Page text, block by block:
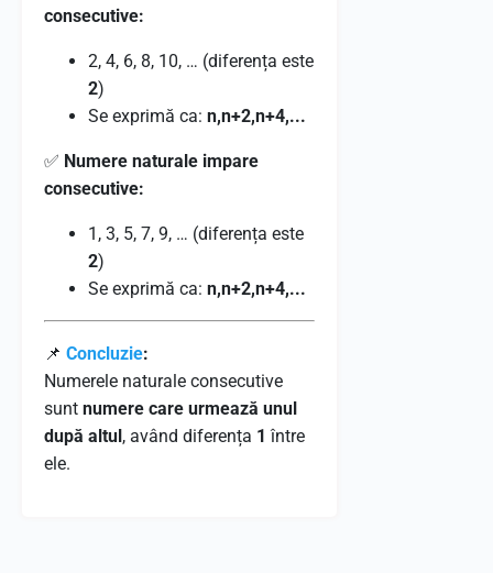
consecutive:
2, 4, 6, 8, 10, … (diferența este
2)
Se exprimă ca: n,n+2,n+4,...
✅ Numere naturale impare
consecutive:
1, 3, 5, 7, 9, … (diferența este
2)
Se exprimă ca: n,n+2,n+4,...
📌 Concluzie:
Numerele naturale consecutive
sunt numere care urmează unul
după altul, având diferența 1 între
ele.